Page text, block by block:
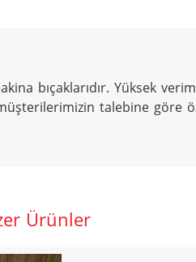
bıçaklarıdır. Yüksek
talebine göre
Ürünler